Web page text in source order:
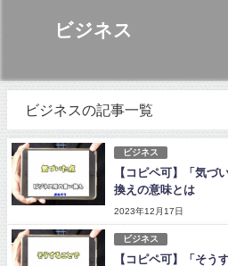
ビジネス
ビジネスの記事一覧
ビジネス
【コピペ可】「気づ
換えの意味とは
2023年12月17日
ビジネス
【コピペ可】「そう